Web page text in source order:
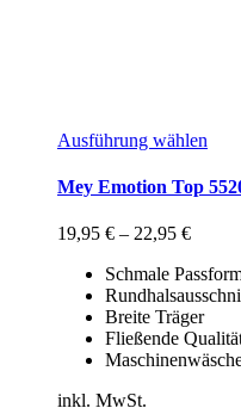
Ausführung wählen
Mey Emotion Top
19,95 € – 22,95 €
Schmale
Breite Träger
Fließende
inkl. MwSt.